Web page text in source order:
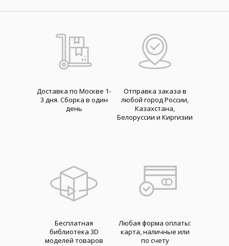
Доставка по Москве 1-
3 дня. Cборка в один
день
Отправка заказа в
любой город России,
Казахстана,
Белоруссии и Киргизии
Бесплатная
библиотека 3D
моделей товаров
Любая форма оплаты:
карта, наличные или
по счету